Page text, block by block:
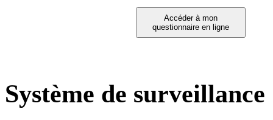
Système de surveillance